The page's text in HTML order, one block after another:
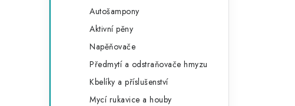
Autošampony
Aktivní pěny
Napěňovače
Předmytí a odstraňovače hmyzu
Kbelíky a příslušenství
Mycí rukavice a houby